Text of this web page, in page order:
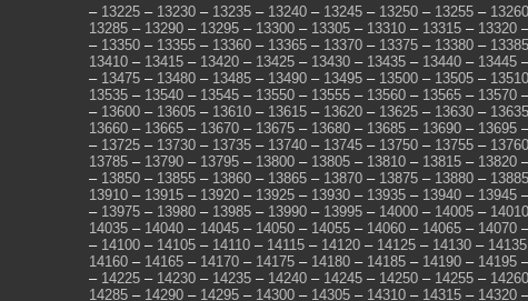
– 13225 – 13230 – 13235 – 13240 – 13245 – 13250 – 13255 – 13260
13285 – 13290 – 13295 – 13300 – 13305 – 13310 – 13315 – 13320
– 13350 – 13355 – 13360 – 13365 – 13370 – 13375 – 13380 – 13385
13410 – 13415 – 13420 – 13425 – 13430 – 13435 – 13440 – 13445
– 13475 – 13480 – 13485 – 13490 – 13495 – 13500 – 13505 – 13510
13535 – 13540 – 13545 – 13550 – 13555 – 13560 – 13565 – 13570
– 13600 – 13605 – 13610 – 13615 – 13620 – 13625 – 13630 – 13635
13660 – 13665 – 13670 – 13675 – 13680 – 13685 – 13690 – 13695
– 13725 – 13730 – 13735 – 13740 – 13745 – 13750 – 13755 – 13760
13785 – 13790 – 13795 – 13800 – 13805 – 13810 – 13815 – 13820
– 13850 – 13855 – 13860 – 13865 – 13870 – 13875 – 13880 – 13885
13910 – 13915 – 13920 – 13925 – 13930 – 13935 – 13940 – 13945
– 13975 – 13980 – 13985 – 13990 – 13995 – 14000 – 14005 – 14010
14035 – 14040 – 14045 – 14050 – 14055 – 14060 – 14065 – 14070
– 14100 – 14105 – 14110 – 14115 – 14120 – 14125 – 14130 – 14135
14160 – 14165 – 14170 – 14175 – 14180 – 14185 – 14190 – 14195
– 14225 – 14230 – 14235 – 14240 – 14245 – 14250 – 14255 – 14260
14285 – 14290 – 14295 – 14300 – 14305 – 14310 – 14315 – 14320